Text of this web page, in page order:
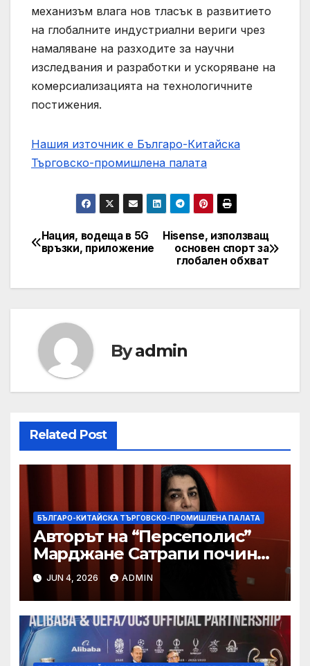
механизъм влага нов тласък в развитието
на глобалните индустриални вериги чрез
намаляване на разходите за научни
изследвания и разработки и ускоряване на
комерсиализацията на технологичните
постижения.
Нашия източник е Българо-Китайска
Търговско-промишлена палaта
Post
Hisense, използващ
основен спорт за
глобален обхват
Нация, водеща в 5G
връзки, приложение
Byadmin
Related Post
БЪЛГАРО-КИТАЙСКА ТЪРГОВСКО-ПРОМИШЛЕНА ПАЛАТА
Авторът на “Персеполис”
Марджане Сатрапи почина
“от тъга” на 56 години
JUN 4, 2026 ADMIN